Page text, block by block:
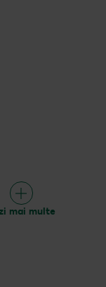
mai multe